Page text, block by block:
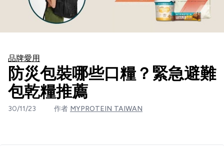
品牌愛用
防災包裝哪些口糧？緊急避難
包乾糧推薦
30/11/23 作者 MYPROTEIN TAIWAN